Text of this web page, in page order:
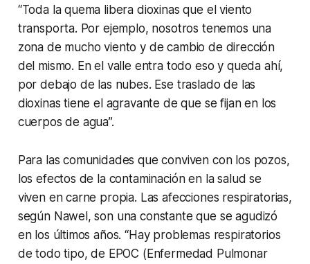
“Toda la quema libera dioxinas que el viento
transporta. Por ejemplo, nosotros tenemos una
zona de mucho viento y de cambio de dirección
del mismo. En el valle entra todo eso y queda ahí,
por debajo de las nubes. Ese traslado de las
dioxinas tiene el agravante de que se fijan en los
cuerpos de agua”.
Para las comunidades que conviven con los pozos,
los efectos de la contaminación en la salud se
viven en carne propia. Las afecciones respiratorias,
según Nawel, son una constante que se agudizó
en los últimos años. “Hay problemas respiratorios
de todo tipo, de EPOC (Enfermedad Pulmonar